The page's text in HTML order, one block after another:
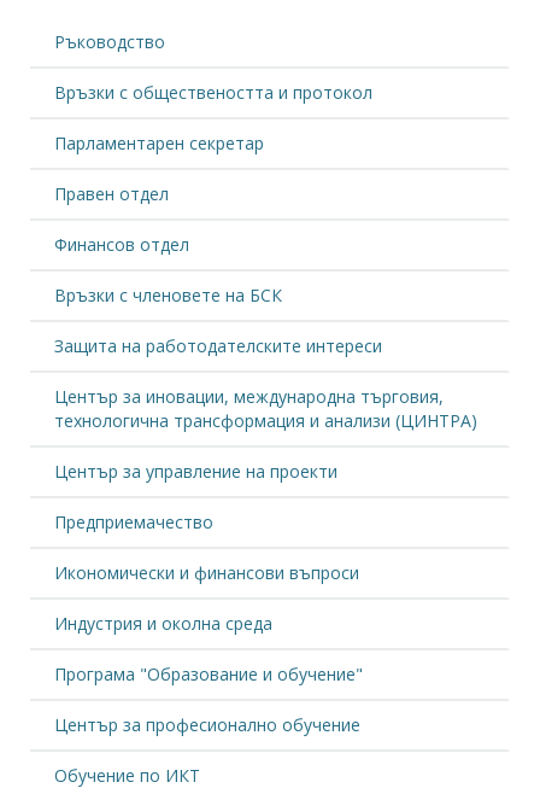
Ръководство
Връзки с обществеността и протокол
Парламентарен секретар
Правен отдел
Финансов отдел
Връзки с членовете на БСК
Защита на работодателските интереси
Център за иновации, международна търговия,
технологична трансформация и анализи (ЦИНТРА)
Център за управление на проекти
Предприемачество
Икономически и финансови въпроси
Индустрия и околна среда
Програма "Образование и обучение"
Център за професионално обучение
Обучение по ИКТ